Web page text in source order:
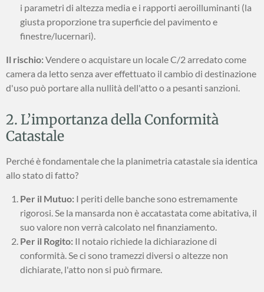
i parametri di altezza media e i rapporti aeroilluminanti (la
giusta proporzione tra superficie del pavimento e
finestre/lucernari).
Il rischio:Vendere o acquistare un locale C/2 arredato come
camera da letto senza aver effettuato il cambio di destinazione
d'uso può portare alla nullità dell'atto o a pesanti sanzioni.
2. L’importanza della Conformità
Catastale
Perché è fondamentale che la planimetria catastale sia identica
allo stato di fatto?
Per il Mutuo: I periti delle banche sono estremamente
rigorosi. Se la mansarda non è accatastata come abitativa, il
suo valore non verrà calcolato nel finanziamento.
Per il Rogito: Il notaio richiede la dichiarazione di
conformità. Se ci sono tramezzi diversi o altezze non
dichiarate, l'atto non si può firmare.